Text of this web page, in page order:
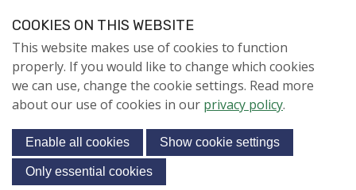
Contact
Menu
NIEUWS
NAPNIEUWS
Aanmelden voor de
nieuwsbrief
NIEUWSARCHIEF
COOKIES ON THIS WEBSITE
This website makes use of cookies to function
properly. If you would like to change which cookies
we can use, change the cookie settings. Read more
about our use of cookies in our privacy policy.
Enable all cookies Show cookie settings
Only essential cookies